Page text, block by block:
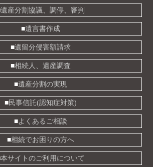
遺産分割協議、調停、審判
遺言書作成
遺留分侵害額請求
相続人、遺産調査
遺産分割の実現
民事信託(認知症対策)
よくあるご相談
相続でお困りの方へ
本サイトのご利用について